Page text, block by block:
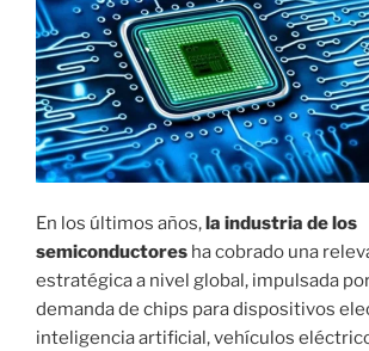
En los últimos años, la industria de los
semiconductores ha cobrado una
estratégica a nivel global, impulsada
demanda de chips para dispositivos
inteligencia artificial, vehículos